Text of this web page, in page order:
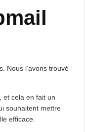
Nous l’avons trouvé
et cela en fait un
souhaitent mettre
efficace.